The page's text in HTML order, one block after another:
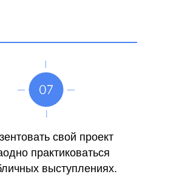
свой проект
практиковаться
выступлениях.